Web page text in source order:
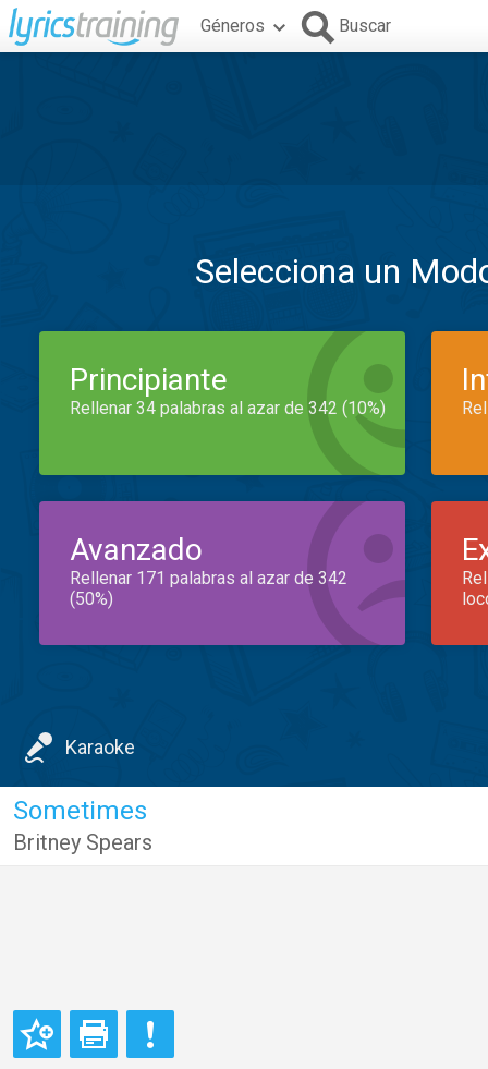
Géneros Buscar
Selecciona un
Principiante
Rellenar 34 palabras al azar de 342 (10%)
Avanzado
Rellenar 171 palabras al azar de 342
(50%)
Karaoke
Sometimes
Britney Spears